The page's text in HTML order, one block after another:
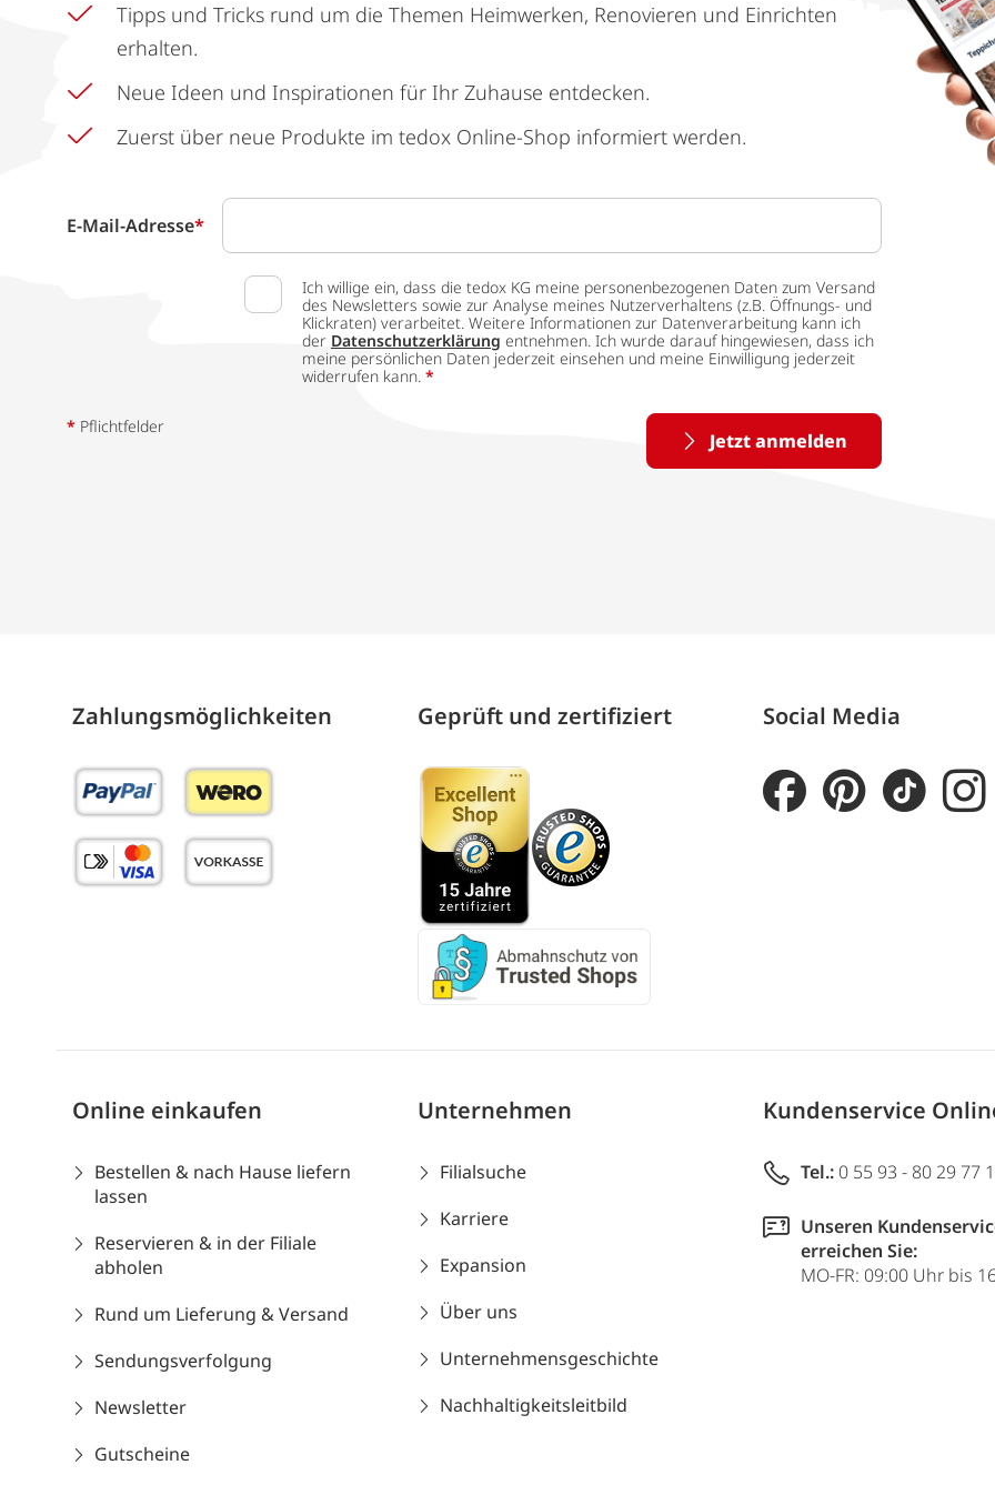
Tipps und Tricks rund um die Themen Heimwerken, Renovieren und Einrichten
erhalten.
Neue Ideen und Inspirationen für Ihr Zuhause entdecken.
Zuerst über neue Produkte im tedox Online-Shop informiert werden.
E-Mail-Adresse*
Ich willige ein, dass die tedox KG meine personenbezogenen Daten zum Versand
des Newsletters sowie zur Analyse meines Nutzerverhaltens (z.B. Öffnungs- und
Klickraten) verarbeitet. Weitere Informationen zur Datenverarbeitung kann ich
der Datenschutzerklärung entnehmen. Ich wurde darauf hingewiesen, dass ich
meine persönlichen Daten jederzeit einsehen und meine Einwilligung jederzeit
widerrufen kann. *
Jetzt anmelden
* Pflichtfelder
Zahlungs­möglich­keiten Geprüft und zertifiziert Social Media
Online einkaufen
Bestellen & nach Hause liefern
lassen
Reservieren & in der Filiale
abholen
Rund um Lieferung & Versand
Sendungsverfolgung
Newsletter
Gutscheine
Unternehmen
Filialsuche
Karriere
Expansion
Über uns
Unternehmensgeschichte
Nachhaltigkeitsleitbild
Kundenservice
Tel.: 0 55 93 - 80 29 77
Unseren
erreichen Sie:
MO-FR: 09:00 Uhr bis